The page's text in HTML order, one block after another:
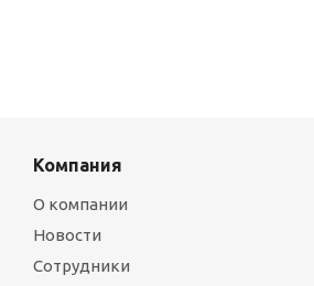
Компания
О компании
Новости
Сотрудники